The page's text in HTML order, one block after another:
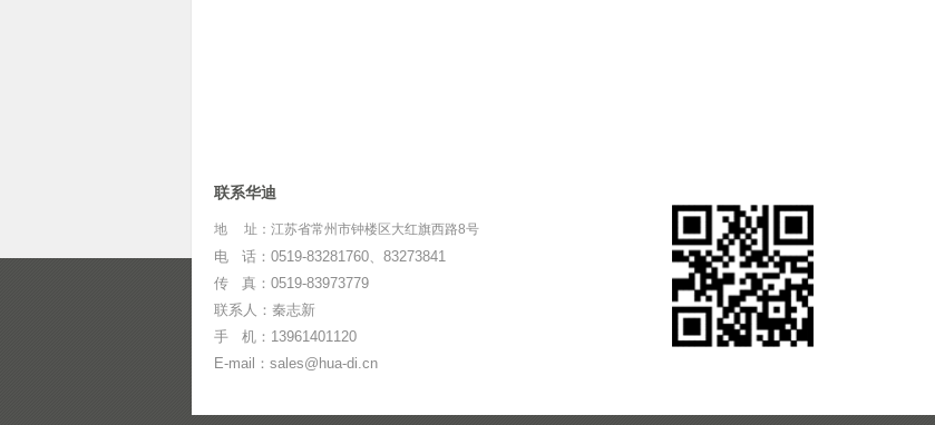
联系华迪
地 址：江苏省常州市钟楼区大红旗西路8号
电 话：0519-83281760、83273841
传 真：0519-83973779
联系人：秦志新
手 机：13961401120
E-mail：sales@hua-di.cn